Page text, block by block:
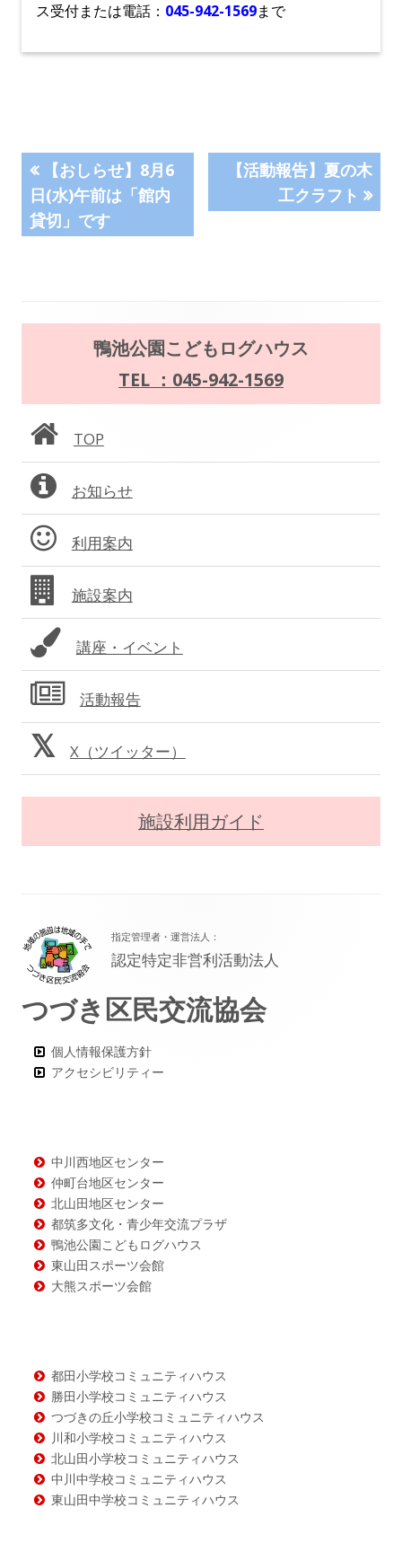
ス受付または電話： 045-942-1569まで
投
稿
ゲ
シ
ョ
ン
前
の
記
【おしらせ】8月6
日(水)午前は「館内
貸切」です
次
【活動報告】夏の木
工クラフト
ン
サ
イ
ド
バ
ー
鴨池公園こどもログハウス
TEL ：045-942-1569
TOP
お知らせ
利用案内
施設案内
講座・イベント
活動報告
X（ツイッター）
施設利用ガイド
ッ
タ
ー・
ン
ツ
指定管理者・運営法人：
認定特定非営利活動法人
つづき区民交流協会
個人情報保護方針
アクセシビリティー
中川西地区センター
仲町台地区センター
北山田地区センター
都筑多文化・青少年交流プラザ
鴨池公園こどもログハウス
東山田スポーツ会館
大熊スポーツ会館
都田小学校コミュニティハウス
勝田小学校コミュニティハウス
つづきの丘小学校コミュニティハウス
川和小学校コミュニティハウス
北山田小学校コミュニティハウス
中川中学校コミュニティハウス
東山田中学校コミュニティハウス